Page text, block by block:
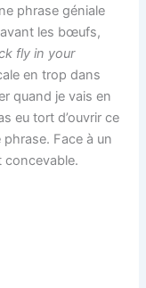
phrase géniale
les bœufs,
fly in your
en trop dans
quand je vais en
eu tort d’ouvrir ce
Face à un
concevable.